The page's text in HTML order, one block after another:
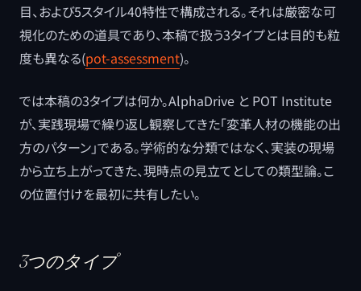
目、および5スタイル40特性で構成される。それは厳密な可
視化のための道具であり、本稿で扱う3タイプとは目的も粒
度も異なる(pot-assessment)。
では本稿の3タイプは何か。AlphaDrive と POT Institute
が、実践現場で繰り返し観察してきた「変革人材の機能の出
方のパターン」である。学術的な分類ではなく、実装の現場
から立ち上がってきた、現時点の見立てとしての類型論。こ
の位置付けを最初に共有したい。
3つのタイプ